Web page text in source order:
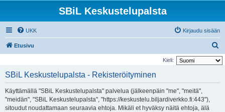
SBiL Keskustelupalsta
UKK Kirjaudu sisään
Etusivu
t
Kieli:
SBiL Keskustelupalsta - Rekisteröityminen
Käyttämällä "SBiL Keskustelupalsta" palvelua (jälkeenpäin "me", "meitä",
"meidän", "SBiL Keskustelupalsta", "https://keskustelu.biljardiverkko.fi:443"),
sitoudut noudattamaan seuraavia ehtoja. Mikäli et hyväksy näitä ehtoja, älä